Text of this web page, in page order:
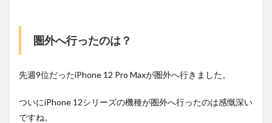
圏外へ行ったのは？
先週9位だったiPhone 12 Pro Maxが圏外へ行きました。
ついにiPhone 12シリーズの機種が圏外へ行ったのは感慨深い
ですね。